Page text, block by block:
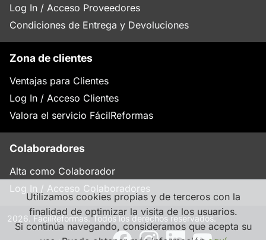
Utilizamos cookies propias y de terceros con la
finalidad de optimizar la visita de los usuarios.
Si continúa navegando, consideramos que acepta su
Log In / Acceso Proveedores
Condiciones de Entrega y Devoluciones
Zona de clientes
Ventajas para Clientes
Log In / Acceso Clientes
Valora el servicio FácilReformas
Colaboradores
Alta como Colaborador
Log In / Acceso Colaboradores
2026. FácilReformas. Todos los derechos reservados.